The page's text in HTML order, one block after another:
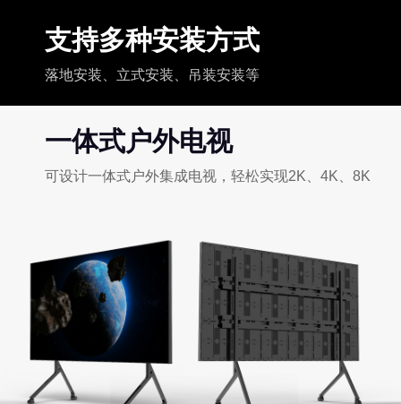
支持多种安装方式
落地安装、立式安装、吊装安装等
一体式户外电视
可设计一体式户外集成电视，轻松实现2K、4K、8K